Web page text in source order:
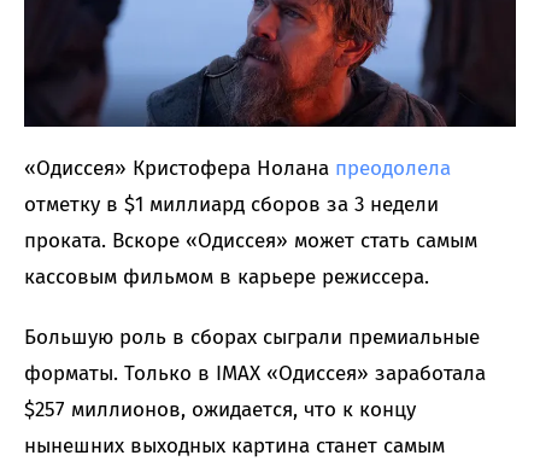
«Одиссея» Кристофера Нолана преодолела
отметку в $1 миллиард сборов за 3 недели
проката. Вскоре «Одиссея» может стать самым
кассовым фильмом в карьере режиссера.
Большую роль в сборах сыграли премиальные
форматы. Только в IMAX «Одиссея» заработала
$257 миллионов, ожидается, что к концу
нынешних выходных картина станет самым